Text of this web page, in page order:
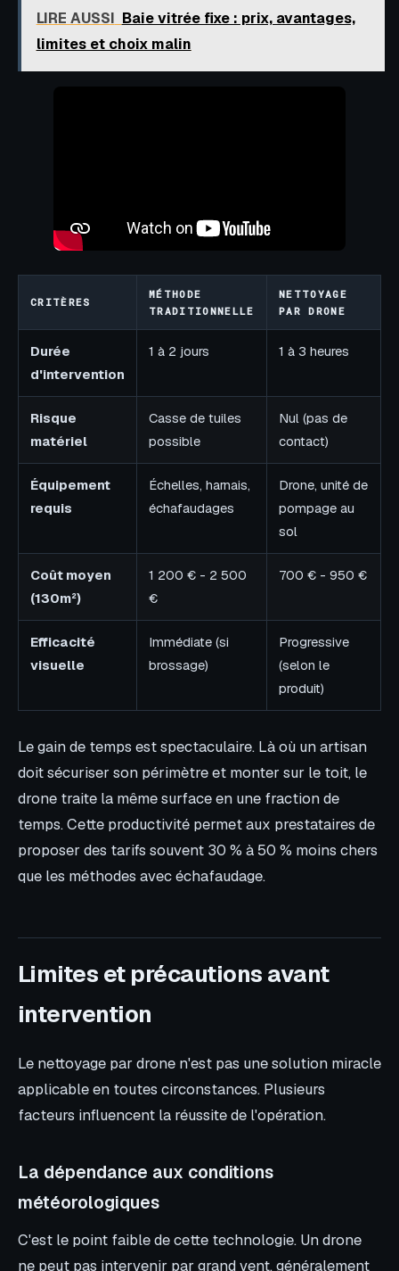
LIRE AUSSI Baie vitrée fixe : prix, avantages,
limites et choix malin
CRITÈRES
MÉTHODE
TRADITIONNELLE
NETTOYAGE
PAR DRONE
Durée
d'intervention
1 à 2 jours 1 à 3 heures
Risque
matériel
Casse de tuiles
possible
Nul (pas de
contact)
Équipement
requis
Échelles, harnais,
échafaudages
Drone, unité de
pompage au
sol
Coût moyen
(130m²)
1 200 € - 2 500
€
700 € - 950 €
Efficacité
visuelle
Immédiate (si
brossage)
Progressive
(selon le
produit)
Le gain de temps est spectaculaire. Là où un artisan
doit sécuriser son périmètre et monter sur le toit, le
drone traite la même surface en une fraction de
temps. Cette productivité permet aux prestataires de
proposer des tarifs souvent 30 % à 50 % moins chers
que les méthodes avec échafaudage.
Limites et précautions avant
intervention
Le nettoyage par drone n'est pas une solution miracle
applicable en toutes circonstances. Plusieurs
facteurs influencent la réussite de l'opération.
La dépendance aux conditions
météorologiques
C'est le point faible de cette technologie. Un drone
ne peut pas intervenir par grand vent, généralement